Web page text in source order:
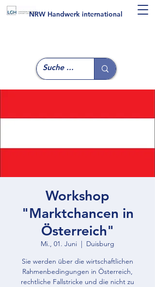
NRW Handwerk international
Workshop
"Marktchancen in
Österreich"
Mi., 01. Juni
  |
Duisburg
Sie werden über die wirtschaftlichen
Rahmenbedingungen in Österreich,
rechtliche Fallstricke und die nicht zu